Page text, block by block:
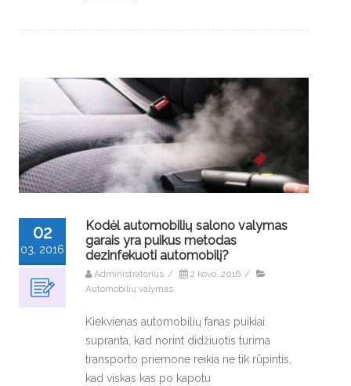
02
03, 2016
Kodėl automobilių salono valymas
garais yra puikus metodas
dezinfekuoti automobilį?
Administratorius / 2 kovo, 2016 /
Automobilių valymas
Kiekvienas automobilių fanas puikiai
supranta, kad norint didžiuotis turima
transporto priemone reikia ne tik rūpintis,
kad viskas kas po kapotu